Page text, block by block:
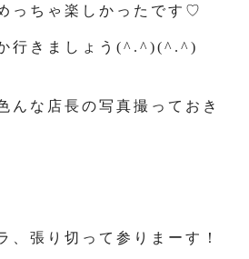
っちゃ楽しかったです♡
行きましょう(^.^)(^.^)
んな店長の写真撮っておき
、張り切って参りまーす！